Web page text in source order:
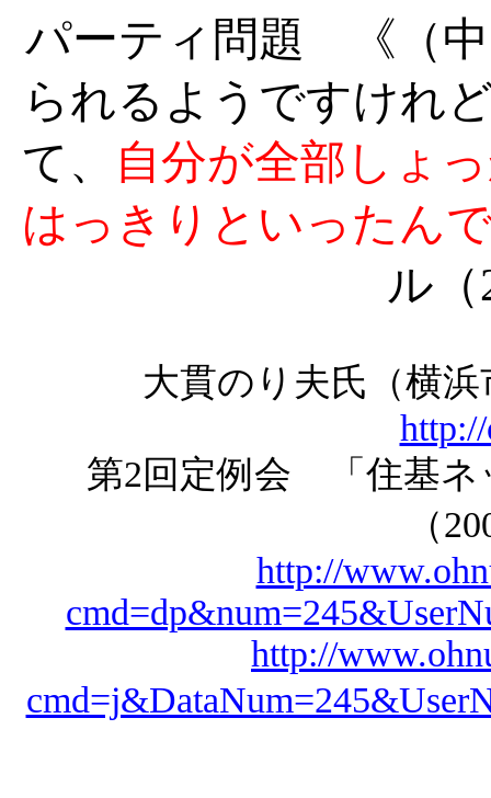
パーティ問題 《（
られるようですけれ
て、
自分が全部しょ
はっきりといったん
ル（
大貫のり夫氏（横
第2回定例会 「住基ネ
（
http://
http://